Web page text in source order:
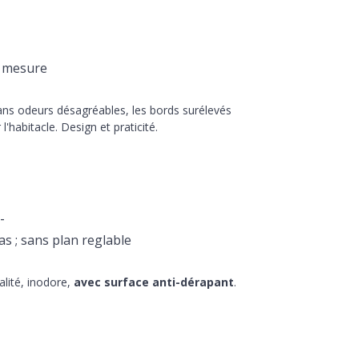
odeurs désagréables, les bords surélevés
Design et praticité.
; sans plan reglable
inodore, avec surface anti-dérapant.